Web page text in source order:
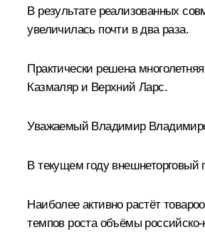
В результате реализованных
увеличилась почти в два раза.
Практически решена
Казмаляр и Верхний Ларс.
Уважаемый Владимир
В текущем году внешнеторговый
Наиболее активно растёт
темпов роста объёмы российско-